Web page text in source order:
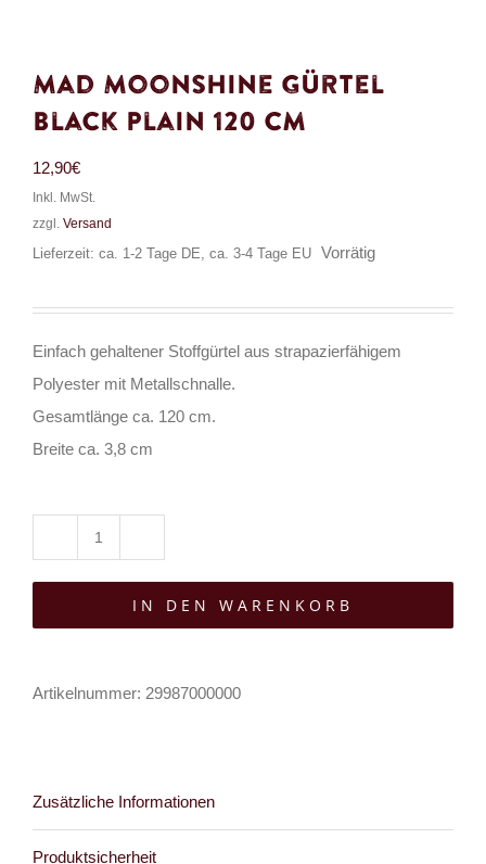
Mad Moonshine Gürtel
Black Plain 120 cm
12,90€
Inkl. MwSt.
zzgl. Versand
Lieferzeit: ca. 1-2 Tage DE, ca. 3-4 Tage EU
Vorrätig
Einfach gehaltener Stoffgürtel aus strapazierfähigem
Polyester mit Metallschnalle.
Gesamtlänge ca. 120 cm.
Breite ca. 3,8 cm
Moonshine
Gürtel
IN DEN WARENKORB
Artikelnummer: 29987000000
Zusätzliche Informationen
Produktsicherheit